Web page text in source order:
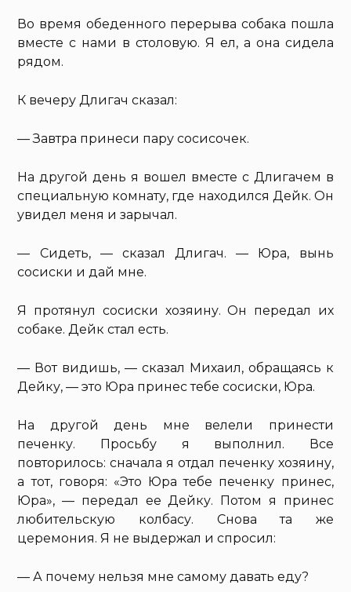
Во время обеденного перерыва собака пошла
вместе с нами в столовую. Я ел, а она сидела
рядом.
К вечеру Длигач сказал:
— Завтра принеси пару сосисочек.
На другой день я вошел вместе с Длигачем в
специальную комнату, где находился Дейк. Он
увидел меня и зарычал.
— Сидеть, — сказал Длигач. — Юра, вынь
сосиски и дай мне.
Я протянул сосиски хозяину. Он передал их
собаке. Дейк стал есть.
— Вот видишь, — сказал Михаил, обращаясь к
Дейку, — это Юра принес тебе сосиски, Юра.
На другой день мне велели принести
печенку. Просьбу я выполнил. Все
повторилось: сначала я отдал печенку хозяину,
а тот, говоря: «Это Юра тебе печенку принес,
Юра», — передал ее Дейку. Потом я принес
любительскую колбасу. Снова та же
церемония. Я не выдержал и спросил:
— А почему нельзя мне самому давать еду?